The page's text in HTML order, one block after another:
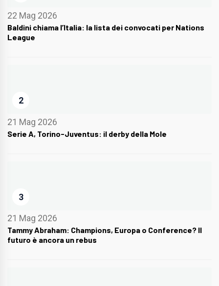
22 Mag 2026
Baldini chiama l’Italia: la lista dei convocati per Nations
League
2
21 Mag 2026
Serie A, Torino-Juventus: il derby della Mole
3
21 Mag 2026
Tammy Abraham: Champions, Europa o Conference? Il
futuro è ancora un rebus